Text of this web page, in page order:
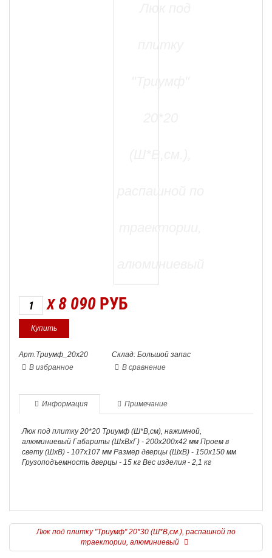
X 8 090 РУБ
Арт.Триумф_20х20
Склад: Большой запас
В избранное
В сравнение
Информация Примечание
Люк под плитку 20*20 Триумф (Ш*В,см), нажимной,
алюминиевый Габариты (ШхВхГ) - 200х200х42 мм Проем в
свету (ШхВ) - 107х107 мм Размер дверцы (ШхВ) - 150х150 мм
Грузоподъемность дверцы - 15 кг Вес изделия - 2,1 кг
Люк под плитку "Триумф" 20*30 (Ш*В,см.), распашной по
траектории, алюминиевый